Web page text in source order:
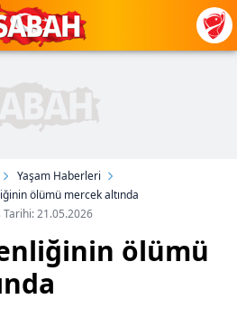
Yaşam Haberleri
ölümü mercek altında
Tarihi: 21.05.2026
ölümü